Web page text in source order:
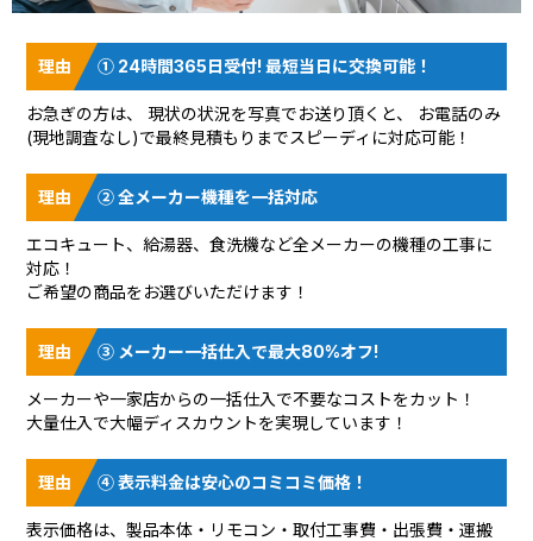
① 24時間365日受付! 最短当日に交換可能！
お急ぎの方は、 現状の状況を写真でお送り頂く と、 お電話のみ
(現地調査なし)で最終見積もりまでスピーディに対応可能！
② 全メーカー機種を一括対応
エコキュート、給湯器、食洗機など全メーカーの機種の工事に
対応！
ご希望の商品をお選びいただけます！
③ メーカー一括仕入で最大80%オフ!
メーカーや一家店からの一括仕入で不要なコストをカット！
大量仕入で大幅ディスカウントを実現しています！
④ 表示料金は安心のコミコミ価格！
表示価格は、製品本体・リモコン・取付工事費・出張費・運搬